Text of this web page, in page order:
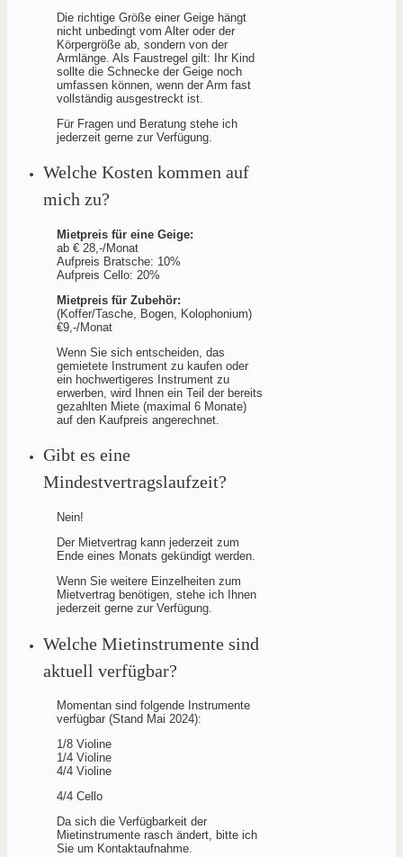
Die richtige Größe einer Geige hängt
nicht unbedingt vom Alter oder der
Körpergröße ab, sondern von der
Armlänge. Als Faustregel gilt: Ihr Kind
sollte die Schnecke der Geige noch
umfassen können, wenn der Arm fast
vollständig ausgestreckt ist.
Für Fragen und Beratung stehe ich
jederzeit gerne zur Verfügung.
Welche Kosten kommen auf
mich zu?
Mietpreis für eine Geige:
ab € 28,-/Monat
Aufpreis Bratsche: 10%
Aufpreis Cello: 20%
Mietpreis für Zubehör:
(Koffer/Tasche, Bogen, Kolophonium)
€9,-/Monat
Wenn Sie sich entscheiden, das
gemietete Instrument zu kaufen oder
ein hochwertigeres Instrument zu
erwerben, wird Ihnen ein Teil der bereits
gezahlten Miete (maximal 6 Monate)
auf den Kaufpreis angerechnet.
Gibt es eine
Mindestvertragslaufzeit?
Nein!
Der Mietvertrag kann jederzeit zum
Ende eines Monats gekündigt werden.
Wenn Sie weitere Einzelheiten zum
Mietvertrag benötigen, stehe ich Ihnen
jederzeit gerne zur Verfügung.
Welche Mietinstrumente sind
aktuell verfügbar?
Momentan sind folgende Instrumente
verfügbar (Stand Mai 2024):
1/8 Violine
1/4 Violine
4/4 Violine
4/4 Cello
Da sich die Verfügbarkeit der
Mietinstrumente rasch ändert, bitte ich
Sie um Kontaktaufnahme.